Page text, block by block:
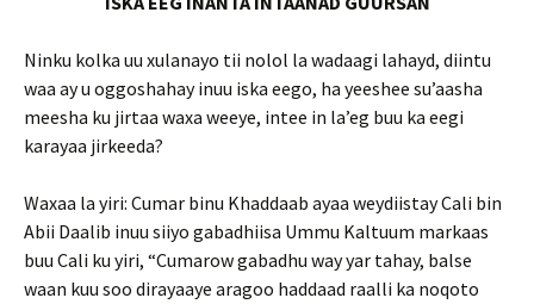
Ninku kolka uu xulanayo tii nolol la wadaagi lahayd, diintu
waa ay u oggoshahay inuu iska eego, ha yeeshee su’aasha
meesha ku jirtaa waxa weeye, intee in la’eg buu ka eegi
karayaa jirkeeda?
Waxaa la yiri: Cumar binu Khaddaab ayaa weydiistay Cali bin
Abii Daalib inuu siiyo gabadhiisa Ummu Kaltuum markaas
buu Cali ku yiri, “Cumarow gabadhu way yar tahay, balse
waan kuu soo dirayaaye aragoo haddaad raalli ka noqoto